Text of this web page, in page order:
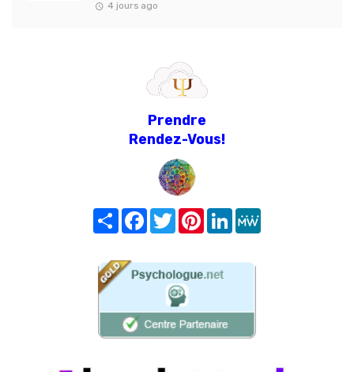
4 jours ago
Prendre
Rendez-Vous!
Share FacebookTwitterPinterest
LinkedIn